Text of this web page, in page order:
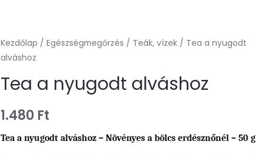
Kezdőlap / Egészségmegőrzés / Teák, vízek / Tea a nyugodt
alváshoz
Tea a nyugodt alváshoz
1.480 Ft
Tea a nyugodt alváshoz – Növényes a bölcs erdésznőnél – 50 g